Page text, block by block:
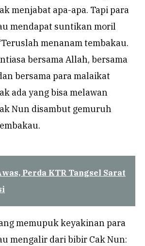
menjabat apa-apa. Tapi para
mendapat suntikan moril
menanam tembakau.
bersama Allah, bersama
bersama para malaikat
ada yang bisa melawan
Nun disambut gemuruh
Perda KTR Tangsel Sarat
memupuk keyakinan para
mengalir dari bibir Cak Nun: